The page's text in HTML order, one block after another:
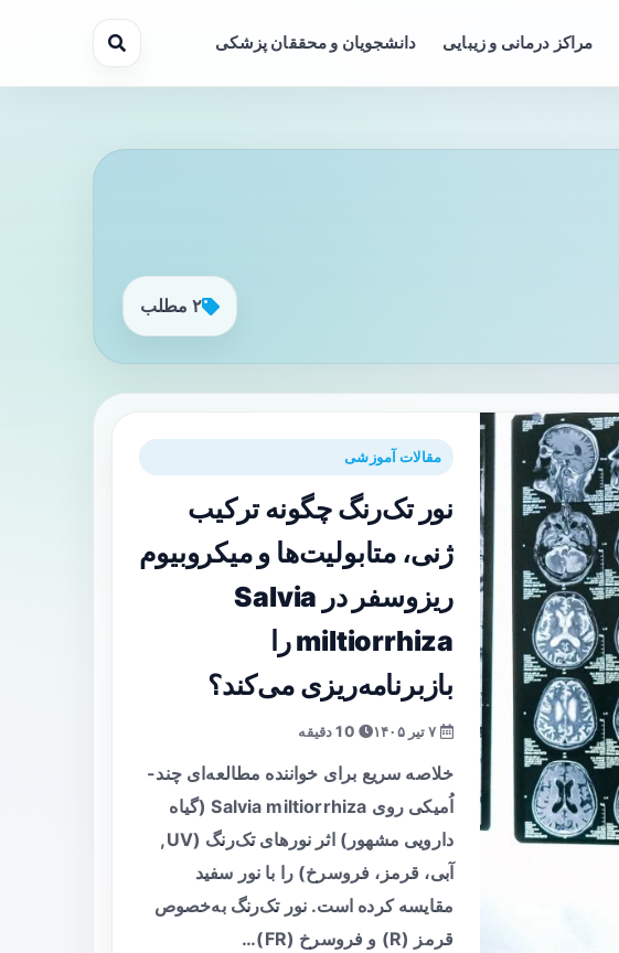
مراکز درمانی و زیبایی دانشجویان و محققان پزشکی
۲ مطلب
مقالات آموزشی
نور تک‌رنگ چگونه ترکیب
ژنی، متابولیت‌ها و میکروبیوم
ریزوسفر در Salvia
miltiorrhiza را
بازبرنامه‌ریزی می‌کند؟
خلاصه سریع برای خواننده مطالعه‌ای چند-
اُمیکی روی Salvia miltiorrhiza (گیاه
دارویی مشهور) اثر نورهای تک‌رنگ (UV,
آبی، قرمز، فروسرخ) را با نور سفید
مقایسه کرده است. نور تک‌رنگ به‌خصوص
قرمز (R) و فروسرخ (FR)…